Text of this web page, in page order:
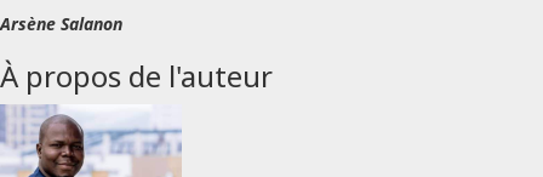
Arsène Salanon
À propos de l'auteur